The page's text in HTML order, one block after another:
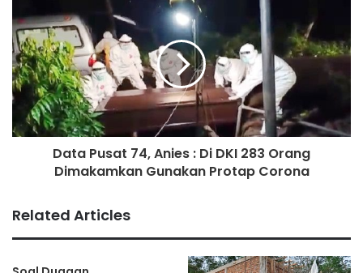
Data Pusat 74, Anies : Di DKI 283 Orang
Dimakamkan Gunakan Protap Corona
Related Articles